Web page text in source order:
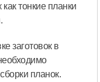
тонкие планки
заготовок в
планок.